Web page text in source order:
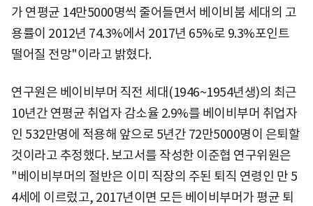
가 연평균 14만5000명씩 줄어들면서 베이비붐 세대의 고
용률이 2012년 74.3%에서 2017년 65%로 9.3%포인트
떨어질 전망"이라고 밝혔다.
연구원은 베이비부머 직전 세대(1946~1954년생)의 최근
10년간 연평균 취업자 감소율 2.9%를 베이비부머 취업자
인 532만명에 적용해 앞으로 5년간 72만5000명이 은퇴할
것이라고 추정했다. 보고서를 작성한 이준협 연구위원은
"베이비부머의 절반은 이미 직장의 주된 퇴직 연령인 만 5
4세에 이르렀고, 2017년이면 모든 베이비부머가 평균 퇴